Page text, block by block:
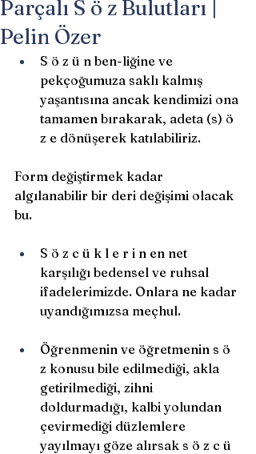
Parçalı S ö z Bulutları |
Pelin Özer
S ö z ü n ben-liğine ve
pekçoğumuza saklı kalmış
yaşantısına ancak kendimizi ona
tamamen bırakarak, adeta (s) ö
z e dönüşerek katılabiliriz.
Form değiştirmek kadar
algılanabilir bir deri değişimi olacak
bu.
S ö z c ü k l e r i n en net
karşılığı bedensel ve ruhsal
ifadelerimizde. Onlara ne kadar
uyandığımızsa meçhul.
Öğrenmenin ve öğretmenin s ö
z konusu bile edilmediği, akla
getirilmediği, zihni
doldurmadığı, kalbi yolundan
çevirmediği düzlemlere
yayılmayı göze alırsak s ö z c ü